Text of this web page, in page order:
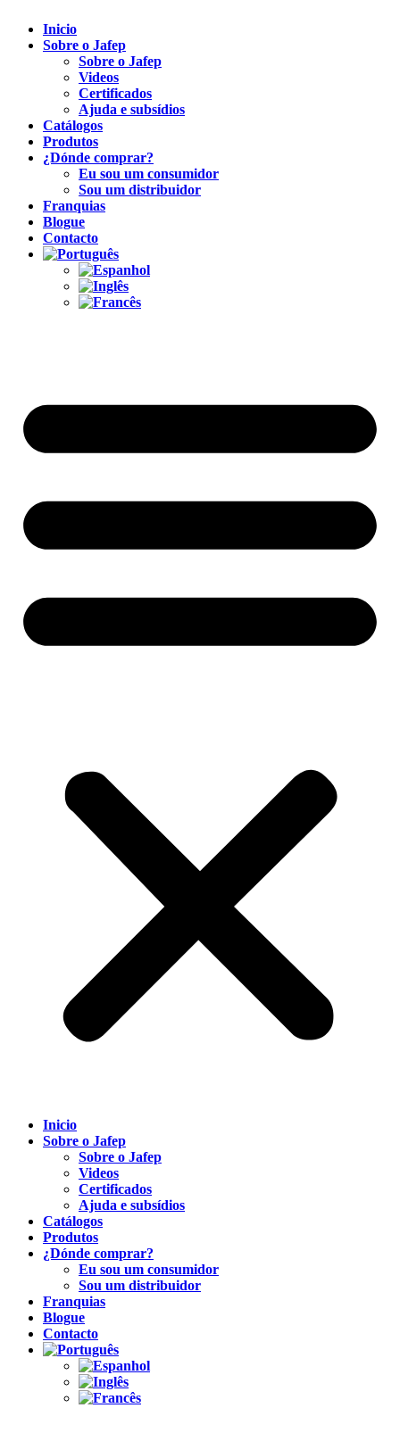
Inicio
Sobre o Jafep
Sobre o Jafep
Videos
Certificados
Ajuda e subsídios
Catálogos
Produtos
¿Dónde comprar?
Eu sou um consumidor
Sou um distribuidor
Franquias
Blogue
Contacto
Inicio
Sobre o Jafep
Sobre o Jafep
Videos
Certificados
Ajuda e subsídios
Catálogos
Produtos
¿Dónde comprar?
Eu sou um consumidor
Sou um distribuidor
Franquias
Blogue
Contacto